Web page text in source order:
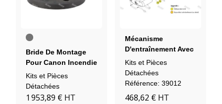
Brut
peint)
Bride De Montage
Pour Canon Incendie
StreamMaster
Kits et Pièces
Détachées
1 953,89 € HT
Mécanisme
D'entraînement Avec
Courroie Pour
Système De Rotation
- Canon Stream
Kits et Pièces
Détachées
Référence: 39012
468,62 € HT